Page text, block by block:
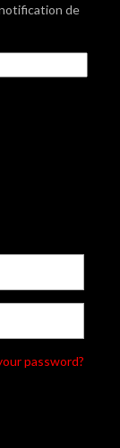
de
password?